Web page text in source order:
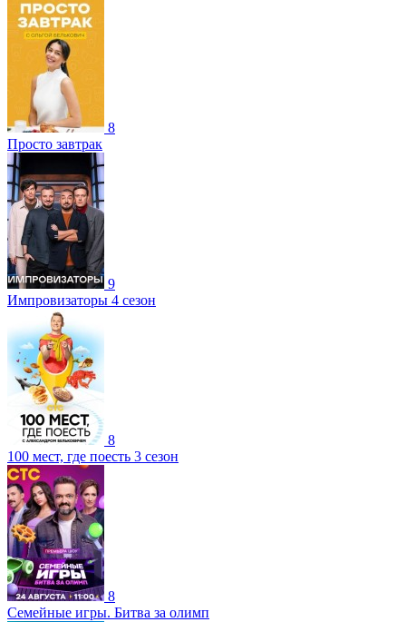
8
Просто завтрак
9
Импровизаторы 4 сезон
8
100 мест, где поесть 3 сезон
8
Семейные игры. Битва за олимп